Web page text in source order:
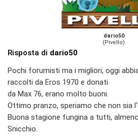
dario50
(Pivello)
Risposta di dario50
Pochi forumisti ma i migliori, oggi
raccolti da Eros 1970 e donati
da Max 76, erano molto buoni.
Ottimo pranzo, speriamo che non sia
Buona stagione fungina a tutti,
Snicchio.